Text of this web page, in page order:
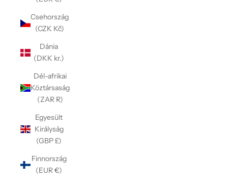
Csehország
(CZK Kč)
Dánia
(DKK kr.)
Dél-afrikai
Köztársaság
(ZAR R)
Egyesült
Királyság
(GBP £)
Finnország
(EUR €)